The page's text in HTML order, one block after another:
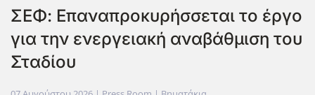
ΣΕΦ: Επαναπροκυρήσσεται το έργο
για την ενεργειακή αναβάθμιση του
Σταδίου